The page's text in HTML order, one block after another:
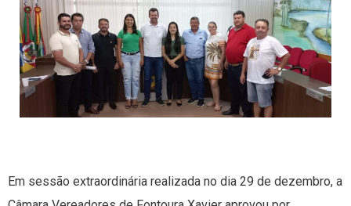
Em sessão extraordinária realizada no dia 29 de dezembro, a